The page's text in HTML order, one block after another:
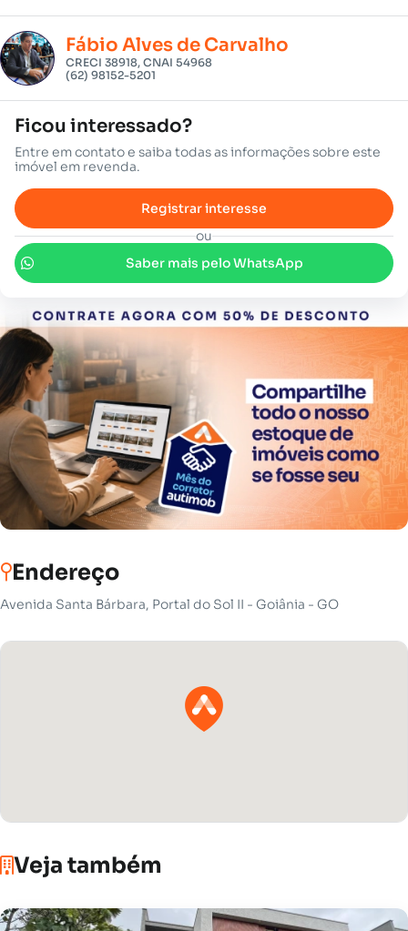
Fábio Alves de Carvalho
CRECI 38918, CNAI 54968
(62) 98152-5201
Ficou interessado?
Entre em contato e saiba todas as informações sobre este
imóvel em revenda.
Registrar interesse
ou
Saber mais pelo WhatsApp
Endereço
Avenida Santa Bárbara, Portal do Sol II - Goiânia - GO
Veja também